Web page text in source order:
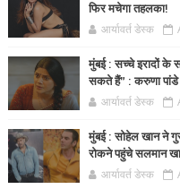
फिर मचेगा तहलका!
आर्यावर्त डेस्क
मुंबई : सच्चे इरादों के
सकते हैं” : करुणा पांडे
आर्यावर्त डेस्क
मुंबई : सोहेल खान ने
रोकने पहुंचे सलमान
आर्यावर्त डेस्क